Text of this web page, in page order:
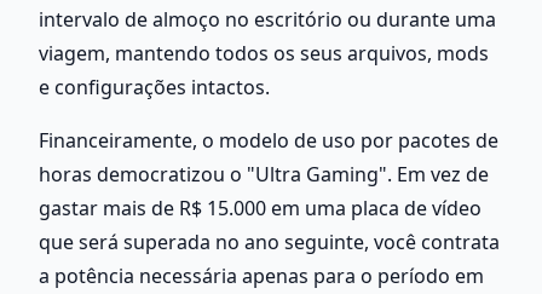
intervalo de almoço no escritório ou durante uma
viagem, mantendo todos os seus arquivos, mods
e configurações intactos.
Financeiramente, o modelo de uso por pacotes de
horas democratizou o "Ultra Gaming". Em vez de
gastar mais de R$ 15.000 em uma placa de vídeo
que será superada no ano seguinte, você contrata
a potência necessária apenas para o período em